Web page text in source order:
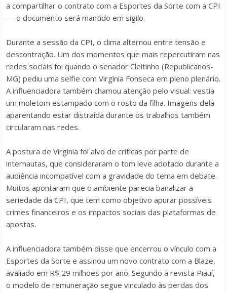
a compartilhar o contrato com a Esportes da Sorte com a CPI
— o documento será mantido em sigilo.
Durante a sessão da CPI, o clima alternou entre tensão e
descontração. Um dos momentos que mais repercutiram nas
redes sociais foi quando o senador Cleitinho (Republicanos-
MG) pediu uma selfie com Virgínia Fonseca em pleno plenário.
A influenciadora também chamou atenção pelo visual: vestia
um moletom estampado com o rosto da filha. Imagens dela
aparentando estar distraída durante os trabalhos também
circularam nas redes.
A postura de Virgínia foi alvo de críticas por parte de
internautas, que consideraram o tom leve adotado durante a
audiência incompatível com a gravidade do tema em debate.
Muitos apontaram que o ambiente parecia banalizar a
seriedade da CPI, que tem como objetivo apurar possíveis
crimes financeiros e os impactos sociais das plataformas de
apostas.
A influenciadora também disse que encerrou o vínculo com a
Esportes da Sorte e assinou um novo contrato com a Blaze,
avaliado em R$ 29 milhões por ano. Segundo a revista Piauí,
o modelo de remuneração segue vinculado às perdas dos